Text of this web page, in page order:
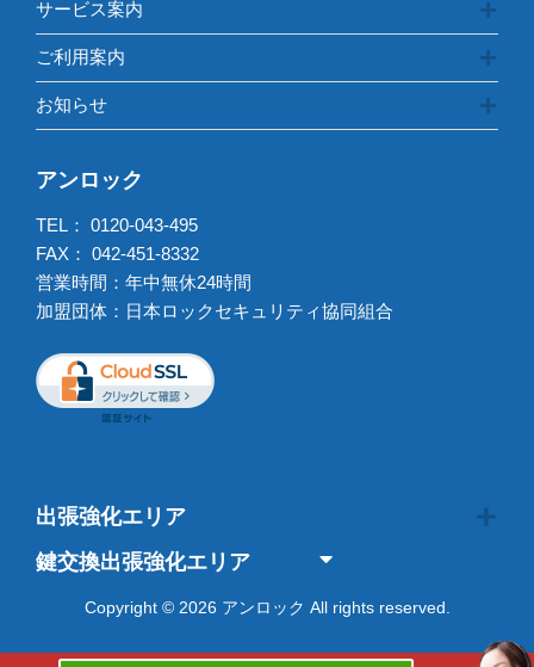
サービス案内
ご利用案内
お知らせ
アンロック
TEL： 0120-043-495
FAX： 042-451-8332
営業時間：年中無休24時間
加盟団体：日本ロックセキュリティ協同組合
出張強化エリア
鍵交換出張強化エリア
Copyright © 2026 アンロック All rights reserved.